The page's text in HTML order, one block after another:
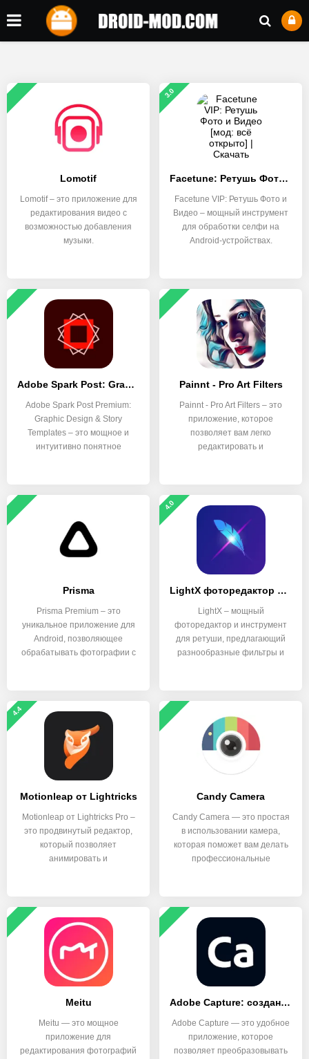
Lomotif
Lomotif – это приложение для
редактирования видео с
возможностью добавления
музыки.
3.0
Facetune: Ретушь Фото и Видео
Facetune VIP: Ретушь Фото и
Видео – мощный инструмент
для обработки селфи на
Android-устройствах.
Adobe Spark Post: Graphic Design & Story Templates
Adobe Spark Post Premium:
Graphic Design & Story
Templates – это мощное и
интуитивно понятное
Painnt - Pro Art Filters
Painnt - Pro Art Filters – это
приложение, которое
позволяет вам легко
редактировать и
Prisma
Prisma Premium – это
уникальное приложение для
Android, позволяющее
обрабатывать фотографии с
4.0
LightX фоторедактор & Ретушь
LightX – мощный
фоторедактор и инструмент
для ретуши, предлагающий
разнообразные фильтры и
4.4
Motionleap от Lightricks
Motionleap от Lightricks Pro –
это продвинутый редактор,
который позволяет
анимировать и
Candy Camera
Candy Camera — это простая
в использовании камера,
которая поможет вам делать
профессиональные
Meitu
Meitu — это мощное
приложение для
редактирования фотографий
Adobe Capture: создание узоров и векторной графики
Adobe Capture — это удобное
приложение, которое
позволяет преобразовывать